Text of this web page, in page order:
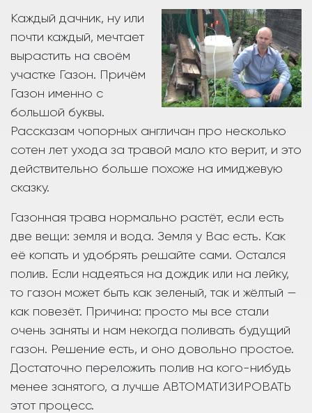
Каждый дачник, ну или
почти каждый, мечтает
вырастить на своём
участке Газон. Причём
Газон именно с
большой буквы.
Рассказам чопорных англичан про несколько
сотен лет ухода за травой мало кто верит, и это
действительно больше похоже на имиджевую
сказку.
Газонная трава нормально растёт, если есть
две вещи: земля и вода. Земля у Вас есть. Как
её копать и удобрять решайте сами. Остался
полив. Если надеяться на дождик или на лейку,
то газон может быть как зеленый, так и жёлтый —
как повезёт. Причина: просто мы все стали
очень заняты и нам некогда поливать будущий
газон. Решение есть, и оно довольно простое.
Достаточно переложить полив на кого-нибудь
менее занятого, а лучше АВТОМАТИЗИРОВАТЬ
этот процесс.